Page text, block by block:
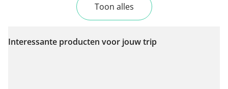
Toon alles
Interessante producten voor jouw trip